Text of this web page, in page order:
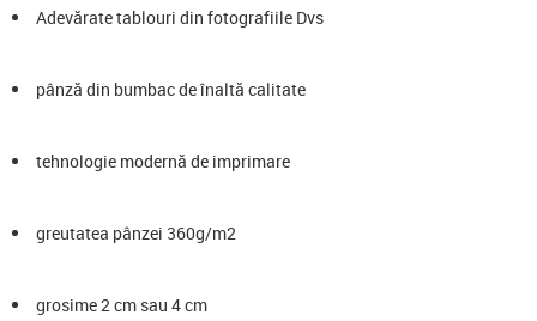
Adevărate tablouri din fotografiile Dvs
pânză din bumbac de înaltă calitate
tehnologie modernă de imprimare
greutatea pânzei 360g/m2
grosime 2 cm sau 4 cm